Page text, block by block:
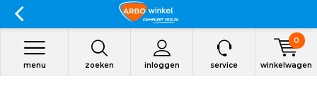
zoeken inloggen
menu service winkelwagen
0